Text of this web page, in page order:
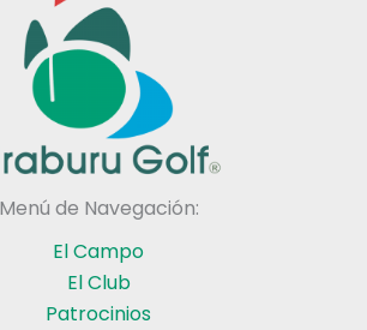
Menú de Navegación:
El Campo
El Club
Patrocinios